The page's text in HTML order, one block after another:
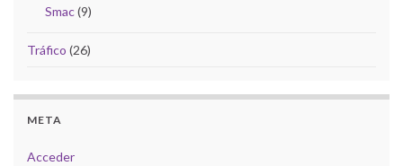
Smac(9)
Tráfico (26)
META
Acceder